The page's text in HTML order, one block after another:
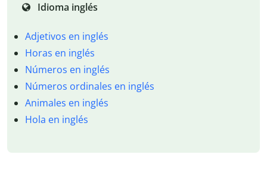
Idioma inglés
Adjetivos en inglés
Horas en inglés
Números en inglés
Números ordinales en inglés
Animales en inglés
Hola en inglés